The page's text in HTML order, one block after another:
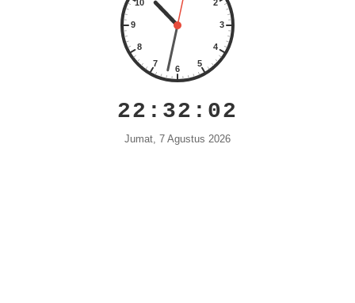
22:32:03
Jumat, 7 Agustus 2026